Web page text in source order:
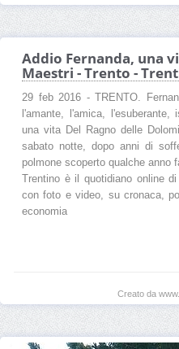
Addio Fernanda, una
Maestri - Trento -
29 feb 2016 - TRENTO.
l'amante, l'amica,
una vita Del Ragno delle
sabato notte, dopo anni di
polmone scoperto qualche anno
Trentino è il quotidiano online di
con foto e video, su cronaca,
economia
Creato da